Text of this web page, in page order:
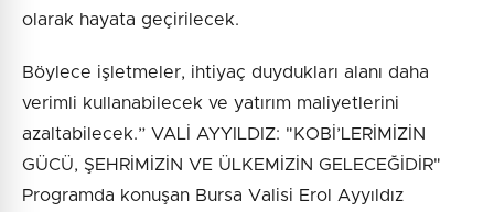
olarak hayata geçirilecek.
Böylece işletmeler, ihtiyaç duydukları alanı daha
verimli kullanabilecek ve yatırım maliyetlerini
azaltabilecek.” VALİ AYYILDIZ: "KOBİ’LERİMİZİN
GÜCÜ, ŞEHRİMİZİN VE ÜLKEMİZİN GELECEĞİDİR"
Programda konuşan Bursa Valisi Erol Ayyıldız